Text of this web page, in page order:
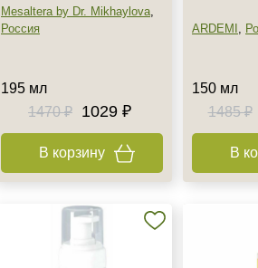
Mesaltera by Dr. Mikhaylova,
Россия
195 мл
1470 ₽
1029 ₽
В корзину
ARDEMI ,
150 мл
1485 ₽
В